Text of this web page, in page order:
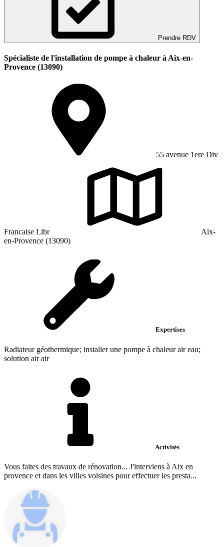
Prendre RDV
Spécialiste de l'installation de pompe à chaleur à Aix-en-
Provence (13090)
55 avenue 1ere Div
Francaise Libr
Aix-
en-Provence (13090)
Expertises
Radiateur géothermique; installer une pompe à chaleur air eau;
solution air air
Activités
Vous faites des travaux de rénovation... J'interviens à Aix en
provence et dans les villes voisines pour effectuer les presta...